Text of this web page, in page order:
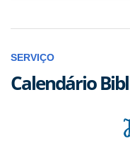
SERVIÇO
Calendário